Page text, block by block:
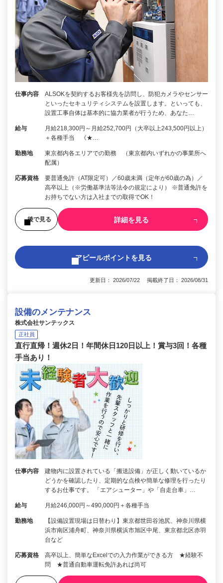
仕事内容
ALSOKを契約するお客様先を訪問し、防犯カメラやセンサー
といったセキュリティシステムを設置します。といっても、
設置工事自体は基本的に協力業者が行うため、あなた…
給与
月給218,300円～月給252,700円（大卒以上243,500円以上）
＋各種手当 《★…
勤務地
東京都内各エリアでの勤務 （東京都内いずれかの事業所へ
配属）
応募資格
要普通免許（AT限定可）／60歳未満（定年が60歳の為）／
高卒以上（※労働基準法等法令の規定により） ※普通免許を
お持ちでない方は入社までの取得でOK！
後で見る 詳細を見る
アピールポイントを見る
更新日： 2026/07/22 掲載終了日： 2026/08/31
設備のメンテナンス
株式会社サンテックス
正社員
直行直帰！週休2日！年間休日120日以上！賞与3回！各種
手当あり！
仕事内容
建物内に設置されている「搬送設備」が正しく動いているか
どうかを確認したり、定期的な点検や簡単な修理を行ったり
するお仕事です。 「エアシューター」や「自走台車」…
給与 月給246,000円～490,000円＋各種手当
勤務地
【設備設置現場は日替わり】東京都世田谷池尻、神奈川県横
浜市南区浦舟町、神奈川県横浜市旭区中尾、東京都北区赤羽
台など
応募資格
高卒以上、簡単なExcelでの入力作業ができる方 ★経験不
問 ★普通自動車運転免許あれば尚可